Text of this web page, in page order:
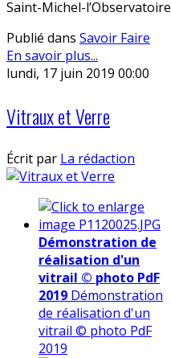
Saint-Michel-l’Observatoire
Publié dans Savoir Faire
En savoir plus...
lundi, 17 juin 2019 00:00
Vitraux et Verre
Écrit par La rédaction
Démonstration de
réalisation d'un
vitrail © photo PdF
2019 Démonstration
de réalisation d'un
vitrail © photo PdF
2019